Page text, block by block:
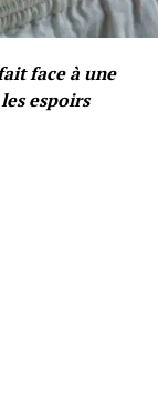
face à une
espoirs